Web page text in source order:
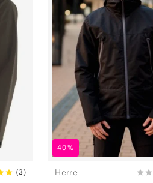
(3)
40%
Herre